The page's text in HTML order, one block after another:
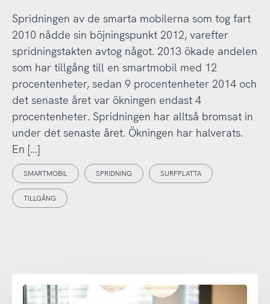
Spridningen av de smarta mobilerna som tog fart
2010 nådde sin böjningspunkt 2012, varefter
spridningstakten avtog något. 2013 ökade andelen
som har tillgång till en smartmobil med 12
procentenheter, sedan 9 procentenheter 2014 och
det senaste året var ökningen endast 4
procentenheter. Spridningen har alltså bromsat in
under det senaste året. Ökningen har halverats.
En […]
SMARTMOBIL SPRIDNING SURFPLATTA
TILLGÅNG